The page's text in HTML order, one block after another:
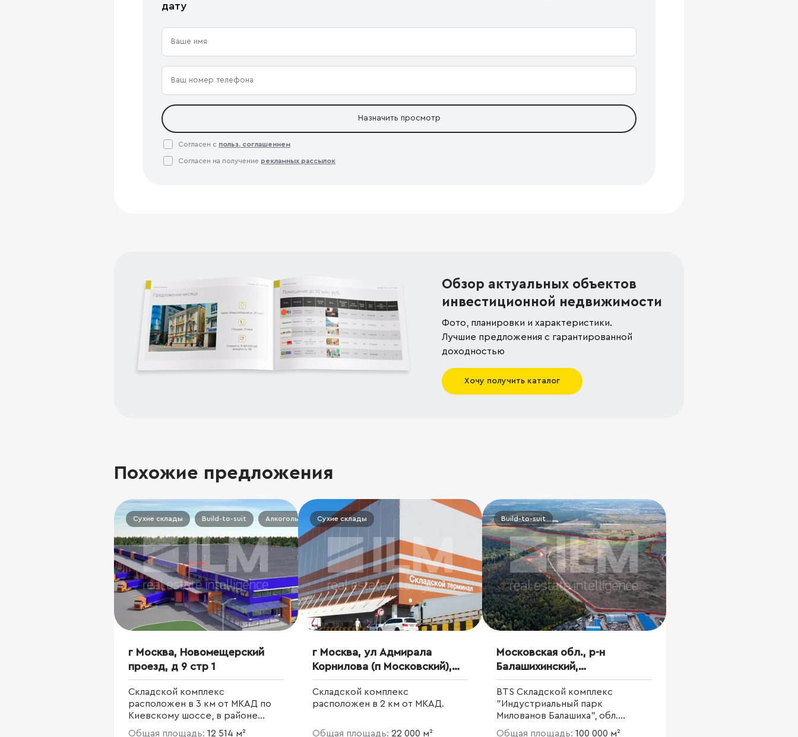
дату
Назначить просмотр
Согласен с польз. соглашением
Согласен на получение рекламных рассылок
Обзор актуальных объектов
инвестиционной недвижимости
Фото, планировки и характеристики.
Лучшие предложения с гарантированной
доходностью
Хочу получить каталог
Похожие предложения
Сухие склады Build-to-suit Алкогольные склады
г Москва, Новомещерский
проезд, д 9 стр 1
Складской комплекс
расположен в 3 км от МКАД по
Киевскому шоссе, в районе
Солнцево Западного
Общая площадь: 12 514 м²
Сухие склады
г Москва, ул Адмирала
Корнилова (п Московский),
влд 10
Складской комплекс
расположен в 2 км от МКАД.
Общая площадь: 22 000 м²
Build-to-suit
Московская обл., р-н
Балашихинский,
Индустриальный парк
“Милованов Балашиха”
BTS Складской комплекс
"Индустриальный парк
Милованов Балашиха", обл.
Московская, р-н Балашихинский
Общая площадь: 100 000 м²